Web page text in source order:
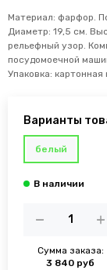
Материал: фарфор.
Диаметр: 19,5 см.
рельефный узор.
посудомоечной
Упаковка:
Варианты
белый
Сумма заказа:
3 840 руб